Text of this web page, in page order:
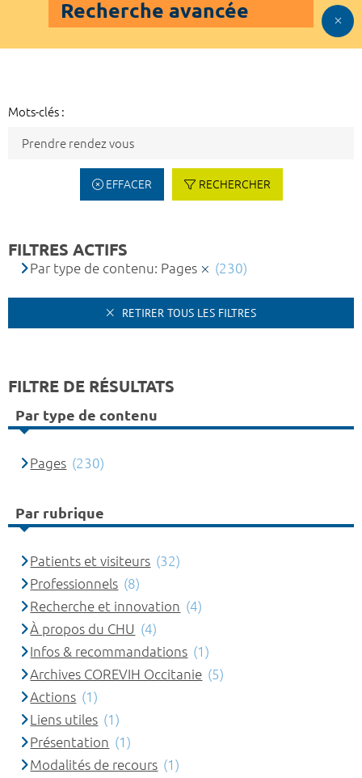
Recherche avancée
Mots-clés :
EFFACER RECHERCHER
FILTRES ACTIFS
Par type de contenu: Pages (230)
RETIRER TOUS LES FILTRES
FILTRE DE RÉSULTATS
Par type de contenu
Pages (230)
Par rubrique
Patients et visiteurs (32)
Professionnels (8)
Recherche et innovation (4)
À propos du CHU (4)
Infos & recommandations (1)
Archives COREVIH Occitanie (5)
Actions (1)
Liens utiles (1)
Présentation (1)
Modalités de recours (1)